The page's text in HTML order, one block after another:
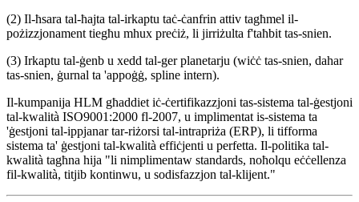
(2) Il-ħsara tal-ħajta tal-irkaptu taċ-ċanfrin attiv tagħmel il-
pożizzjonament tiegħu mhux preċiż, li jirriżulta f'taħbit tas-snien.
(3) Irkaptu tal-ġenb u xedd tal-ger planetarju (wiċċ tas-snien, dahar
tas-snien, ġurnal ta 'appoġġ, spline intern).
Il-kumpanija HLM għaddiet iċ-ċertifikazzjoni tas-sistema tal-ġestjoni
tal-kwalità ISO9001:2000 fl-2007, u implimentat is-sistema ta
'ġestjoni tal-ippjanar tar-riżorsi tal-intrapriża (ERP), li tifforma
sistema ta' ġestjoni tal-kwalità effiċjenti u perfetta. Il-politika tal-
kwalità tagħna hija "li nimplimentaw standards, noħolqu eċċellenza
fil-kwalità, titjib kontinwu, u sodisfazzjon tal-klijent."